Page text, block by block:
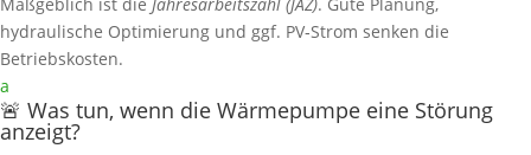
Maßgeblich ist die Jahresarbeitszahl (JAZ). Gute Planung,
hydraulische Optimierung und ggf. PV‑Strom senken die
Betriebskosten.
a
🚨 Was tun, wenn die Wärmepumpe eine Störung
anzeigt?